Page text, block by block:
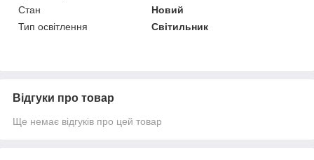
Стан
Новий
Тип освітлення
Світильник
Відгуки про товар
Ще немає відгуків про цей товар